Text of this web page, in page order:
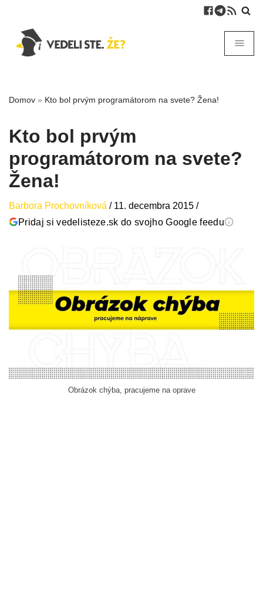
Domov » Kto bol prvým programátorom na svete? Žena!
Kto bol prvým
programátorom na svete?
Žena!
Barbora Prochovníková / 11. decembra 2015 /
Pridaj si vedelisteze.sk do svojho Google feedu
Obrázok chýba, pracujeme na oprave